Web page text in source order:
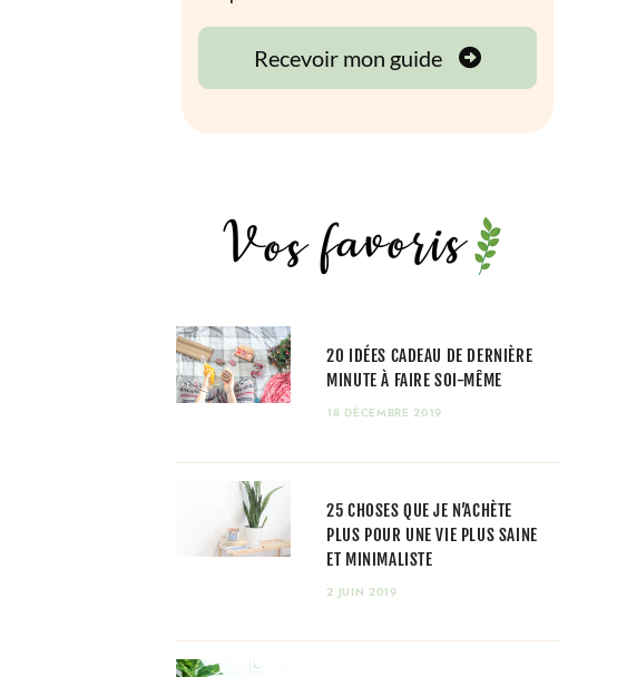
20 IDÉES CADEAU DE DERNIÈRE
MINUTE À FAIRE SOI-MÊME
18 DÉCEMBRE 2019
25 CHOSES QUE JE N’ACHÈTE
PLUS POUR UNE VIE PLUS SAINE
ET MINIMALISTE
2 JUIN 2019